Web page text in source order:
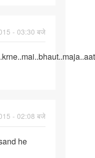
- 03:30 बजे
- 02:08 बजे
he